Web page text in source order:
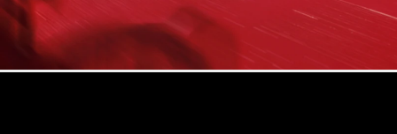
GLC
GLC Coupé
GLE
GLE Coupé